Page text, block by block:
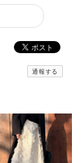
通報する